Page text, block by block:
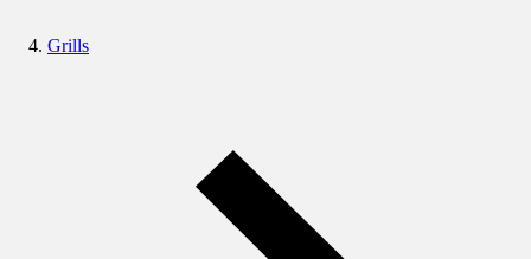
Grills